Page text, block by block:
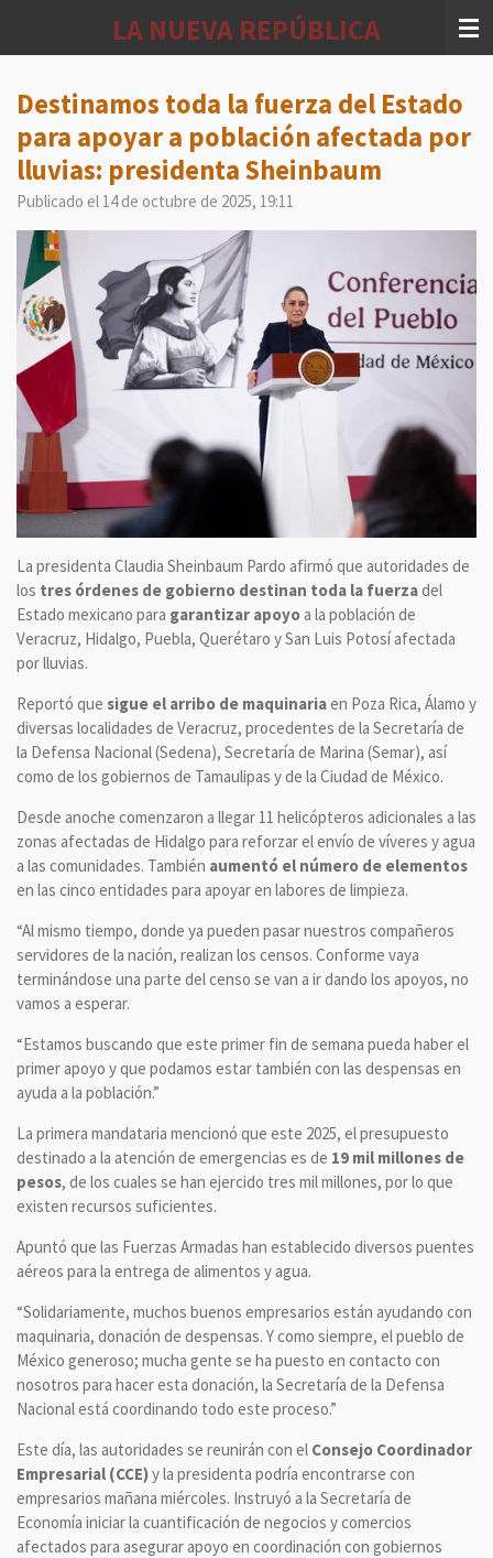
principal
LA NUEVA REPÚBLICA
Destinamos toda la fuerza del Estado
para apoyar a población afectada por
lluvias: presidenta Sheinbaum
Publicado el 14 de octubre de 2025, 19:11
La presidenta Claudia Sheinbaum Pardo afirmó que autoridades de
los tres órdenes de gobierno destinan toda la fuerzadel
Estado mexicano para garantizar apoyo a la población de
Veracruz, Hidalgo, Puebla, Querétaro y San Luis Potosí afectada
por lluvias.
Reportó que sigue el arribo de maquinariaen Poza Rica, Álamo y
diversas localidades de Veracruz, procedentes de la Secretaría de
la Defensa Nacional (Sedena), Secretaría de Marina (Semar), así
como de los gobiernos de Tamaulipas y de la Ciudad de México.
Desde anoche comenzaron a llegar 11 helicópteros adicionales a las
zonas afectadas de Hidalgo para reforzar el envío de víveres y agua
a las comunidades. También aumentó el número de elementos
en las cinco entidades para apoyar en labores de limpieza.
“Al mismo tiempo, donde ya pueden pasar nuestros compañeros
servidores de la nación, realizan los censos. Conforme vaya
terminándose una parte del censo se van a ir dando los apoyos, no
vamos a esperar.
“Estamos buscando que este primer fin de semana pueda haber el
primer apoyo y que podamos estar también con las despensas en
ayuda a la población.”
La primera mandataria mencionó que este 2025, el presupuesto
destinado a la atención de emergencias es de 19 mil millones de
pesos, de los cuales se han ejercido tres mil millones, por lo que
existen recursos suficientes.
Apuntó que las Fuerzas Armadas han establecido diversos puentes
aéreos para la entrega de alimentos y agua.
“Solidariamente, muchos buenos empresarios están ayudando con
maquinaria, donación de despensas. Y como siempre, el pueblo de
México generoso; mucha gente se ha puesto en contacto con
nosotros para hacer esta donación, la Secretaría de la Defensa
Nacional está coordinando todo este proceso.”
Este día, las autoridades se reunirán con el Consejo Coordinador
Empresarial (CCE)y la presidenta podría encontrarse con
empresarios mañana miércoles. Instruyó a la Secretaría de
Economía iniciar la cuantificación de negocios y comercios
afectados para asegurar apoyo en coordinación con gobiernos